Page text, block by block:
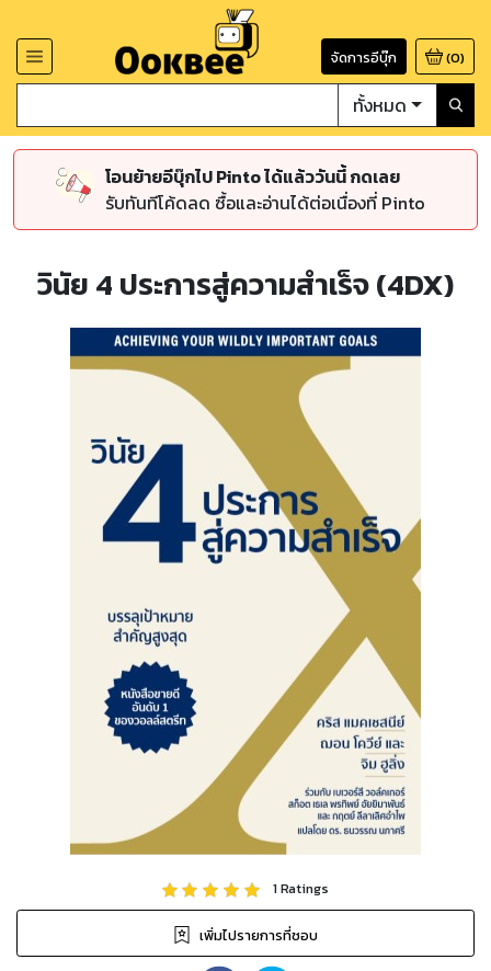
จัดการอีบุ๊ก (0)
ทั้งหมด
โอนย้ายอีบุ๊กไป Pinto ได้แล้ววันนี้ กดเลย
รับทันทีโค้ดลด ซื้อและอ่านได้ต่อเนื่องที่ Pinto
วินัย 4 ประการสู่ความสำเร็จ (4DX)
1Ratings
เพิ่มไปรายการที่ชอบ